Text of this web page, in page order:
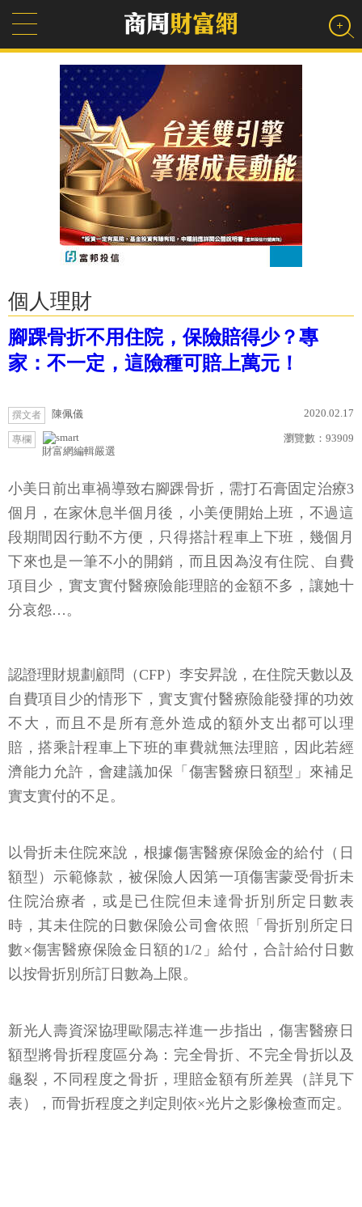
個人理財
腳踝骨折不用住院，保險賠得少？專
家：不一定，這險種可賠上萬元！
撰文者 陳佩儀 2020.02.17
專欄
財富網編輯嚴選
瀏覽數： 93909
小美日前出車禍導致右腳踝骨折，需打石膏固定治療3
個月，在家休息半個月後，小美便開始上班，不過這
段期間因行動不方便，只得搭計程車上下班，幾個月
下來也是一筆不小的開銷，而且因為沒有住院、自費
項目少，實支實付醫療險能理賠的金額不多，讓她十
分哀怨…。
認證理財規劃顧問（CFP）李安昇說，在住院天數以及
自費項目少的情形下，實支實付醫療險能發揮的功效
不大，而且不是所有意外造成的額外支出都可以理
賠，搭乘計程車上下班的車費就無法理賠，因此若經
濟能力允許，會建議加保「傷害醫療日額型」來補足
實支實付的不足。
以骨折未住院來說，根據傷害醫療保險金的給付（日
額型）示範條款，被保險人因第一項傷害蒙受骨折未
住院治療者，或是已住院但未達骨折別所定日數表
時，其未住院的日數保險公司會依照「骨折別所定日
數×傷害醫療保險金日額的1/2」給付，合計給付日數
以按骨折別所訂日數為上限。
新光人壽資深協理歐陽志祥進一步指出，傷害醫療日
額型將骨折程度區分為：完全骨折、不完全骨折以及
龜裂，不同程度之骨折，理賠金額有所差異（詳見下
表），而骨折程度之判定則依×光片之影像檢查而定。